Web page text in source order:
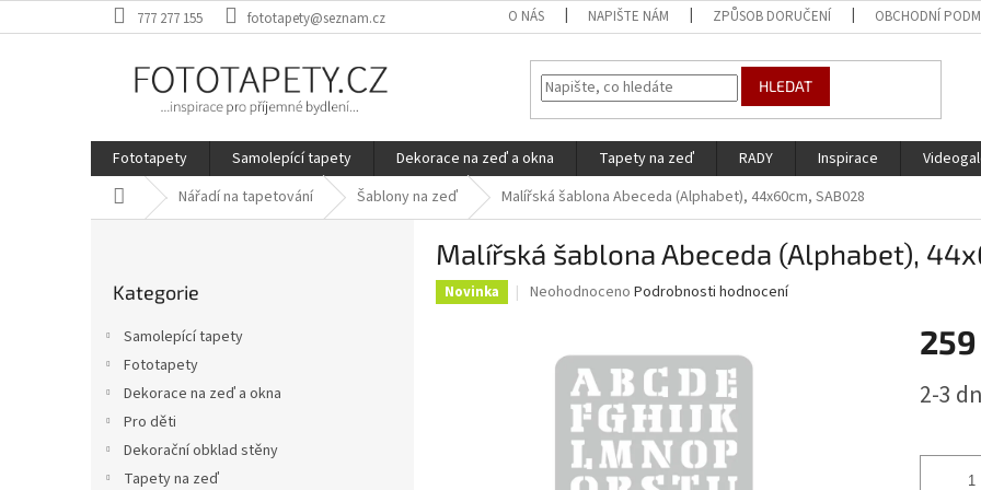
na
777 277 155 fototapety@seznam.cz O NÁS NAPIŠTE NÁM ZPŮSOB DORUČENÍ OBCHODNÍ
HLEDAT
Fototapety Samolepící tapety Dekorace na zeď a okna Tapety na zeď RADY Inspirace
Domů Nářadí na tapetování Šablony na zeď Malířská šablona Abeceda (Alphabet), 44x60cm, SAB028
kategorie
Kategorie
Samolepící tapety
Fototapety
Dekorace na zeď a okna
Pro děti
Dekorační obklad stěny
Tapety na zeď
Malířská šablona Abeceda (Alphabet),
Novinka
Průměrné
hvězdiček.
Neohodnoceno Podrobnosti hodnocení
cena:
2-3